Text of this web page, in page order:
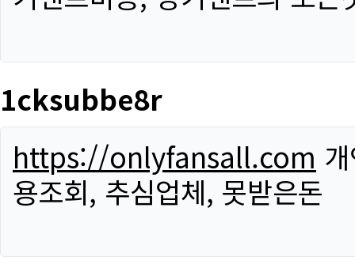
1cksubbe8r
https://onlyfansall.com
용조회, 추심업체, 못받은돈